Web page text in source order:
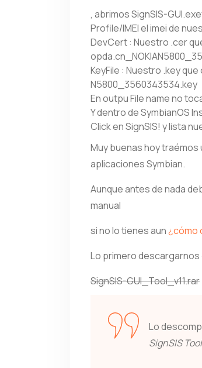
, abrimos SignSIS-
Profile/IMEI el imei de
DevCert : Nuestro .cer
KeyFile : Nuestro .key
N5800_3560343534.key
En outpu File name no
Y dentro de SymbianOS
Click en SignSIS! y lista
Muy buenas hoy traémos
aplicaciones Symbian.
Aunque antes de nada
manual
si no lo tienes aun¿cómo
Lo primero
SignSIS-GUI_Tool_v11.rar
Lo
SignSIS Tool